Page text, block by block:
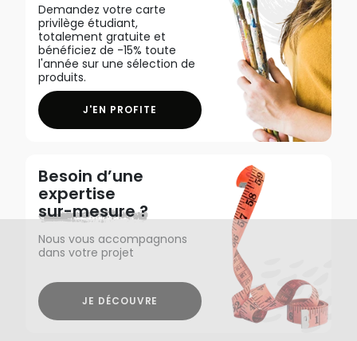
Demandez votre carte
privilège étudiant,
totalement gratuite et
bénéficiez de -15% toute
l'année sur une sélection de
produits.
J'EN PROFITE
Besoin d’une
expertise
sur-mesure ?
Nous vous accompagnons
dans votre projet
JE DÉCOUVRE